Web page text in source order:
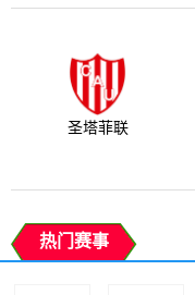
圣塔菲联
热门赛事